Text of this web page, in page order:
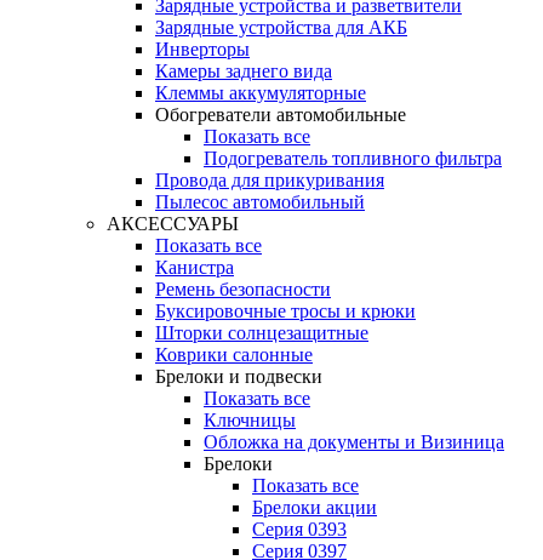
Зарядные устройства и разветвители
Зарядные устройства для АКБ
Инверторы
Камеры заднего вида
Клеммы аккумуляторные
Обогреватели автомобильные
Показать все
Подогреватель топливного фильтра
Провода для прикуривания
Пылесос автомобильный
АКСЕССУАРЫ
Показать все
Канистра
Ремень безопасности
Буксировочные тросы и крюки
Шторки солнцезащитные
Коврики салонные
Брелоки и подвески
Показать все
Ключницы
Обложка на документы и Визиница
Брелоки
Показать все
Брелоки акции
Серия 0393
Серия 0397